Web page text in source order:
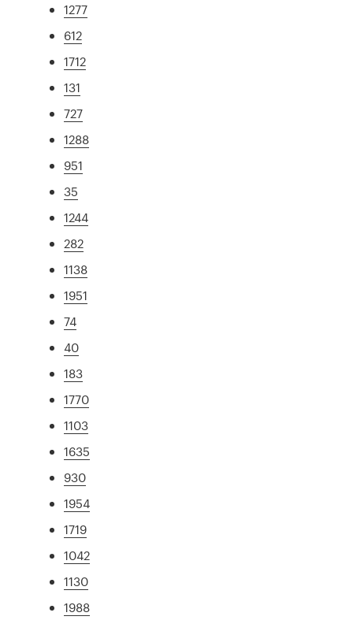
1277
612
1712
131
727
1288
951
35
1244
282
1138
1951
74
40
183
1770
1103
1635
930
1954
1719
1042
1130
1988